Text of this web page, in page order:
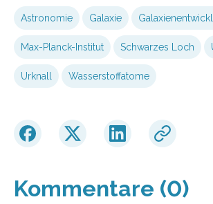
Astronomie Galaxie
Max-Planck-Institut Schwarzes Loch
Urknall Wasserstoffatome
Kommentare (0)